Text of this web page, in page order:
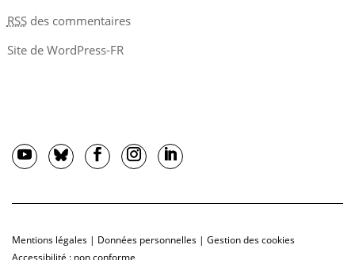
RSSdes commentaires
Site de WordPress-FR
Mentions légales | Données personnelles | Gestion des cookies
Accessibilité : non conforme